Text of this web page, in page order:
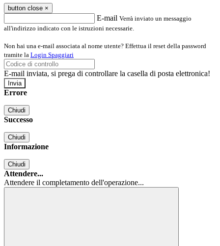
button close ×
E-mail Verrà inviato un messaggio
all'indirizzo indicato con le istruzioni necessarie.
Non hai una e-mail associata al nome utente? Effettua il reset della password
tramite la Login Spaggiari
E-mail inviata, si prega di controllare la casella di posta elettronica!
Errore
Chiudi
Successo
Chiudi
Informazione
Chiudi
Attendere...
Attendere il completamento dell'operazione...